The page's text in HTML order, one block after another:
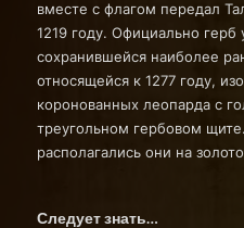
вместе с флагом передал
1219 году. Официально герб
сохранившейся наиболее
относящейся к 1277 году,
коронованных леопарда с
треугольном гербовом
располагались они на
Следует знать…